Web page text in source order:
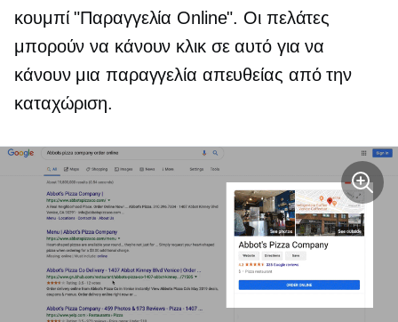
κουμπί "Παραγγελία Online". Οι πελάτες
μπορούν να κάνουν κλικ σε αυτό για να
κάνουν μια παραγγελία απευθείας από την
καταχώριση.